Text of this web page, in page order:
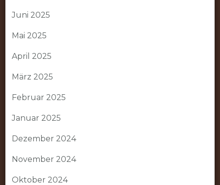
Juni 2025
Mai 2025
April 2025
März 2025
Februar 2025
Januar 2025
Dezember 2024
November 2024
Oktober 2024